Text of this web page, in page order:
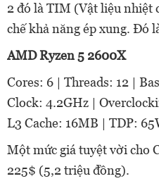
2 đó là TIM (Vật liệu nhiệt
chế khả năng ép xung. Đó
AMD Ryzen 5 2600X
Cores: 6 | Threads: 12 |
Clock: 4.2GHz |
L3 Cache: 16MB | TDP:
Một mức giá tuyệt vời cho
225$ (5,2 triệu đồng).